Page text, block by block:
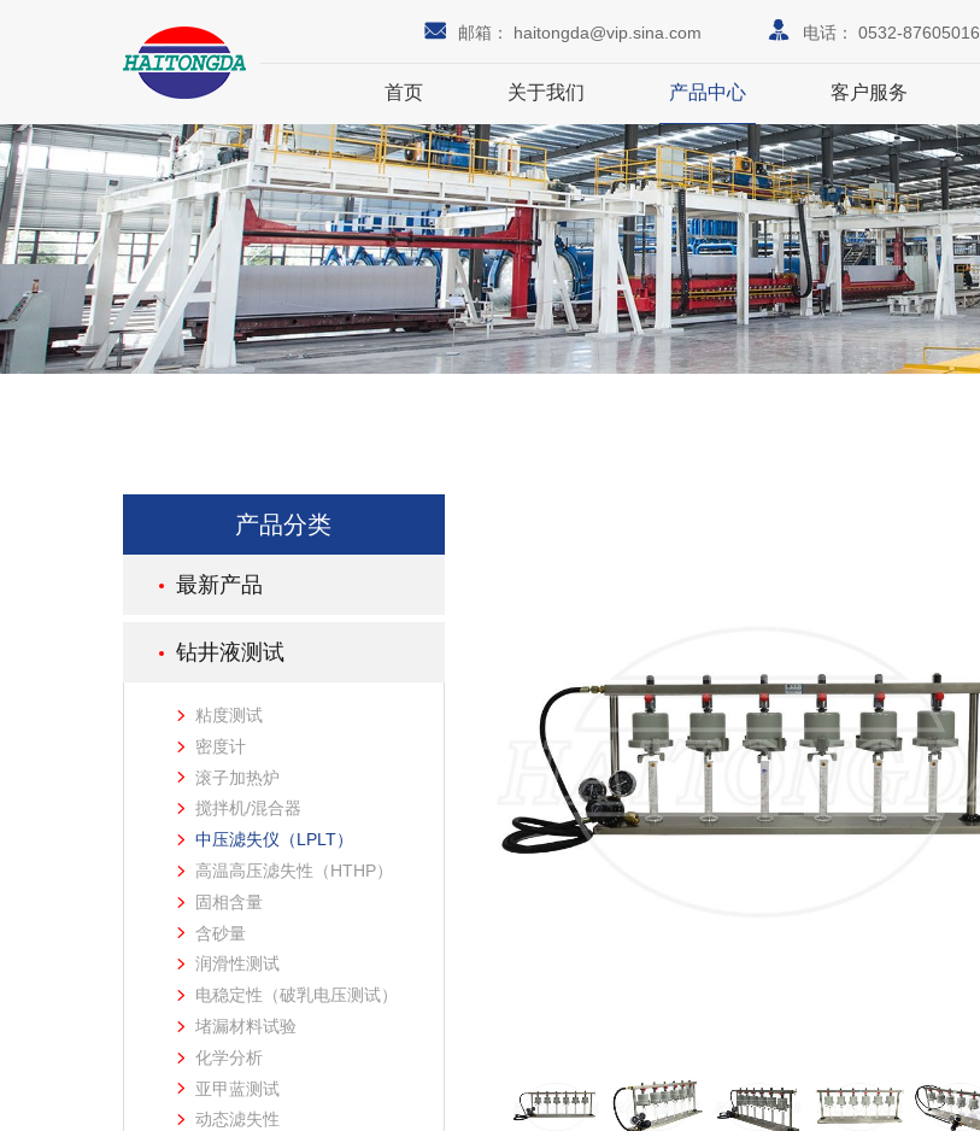
邮箱： haitongda@vip.sina.com 电话： 0532-87605016
首页 关于我们 产品中心 客户服务
产品分类
最新产品
钻井液测试
粘度测试
密度计
滚子加热炉
搅拌机/混合器
中压滤失仪（LPLT）
高温高压滤失性（HTHP）
固相含量
含砂量
润滑性测试
电稳定性（破乳电压测试）
堵漏材料试验
化学分析
亚甲蓝测试
动态滤失性